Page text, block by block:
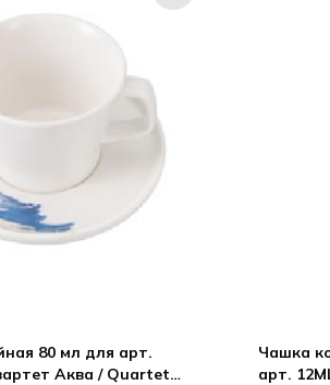
80 мл для арт.
Аква / Quartet
Чашка
арт.